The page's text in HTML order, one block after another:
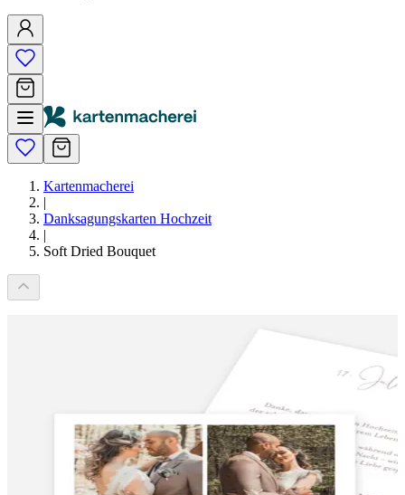
Kartenmacherei
|
Danksagungskarten Hochzeit
|
Soft Dried Bouquet